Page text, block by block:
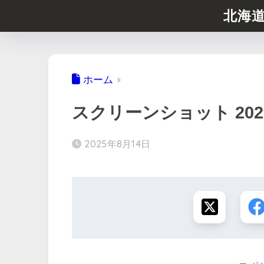
北海
ホーム
スクリーンショット
2025年8月14日